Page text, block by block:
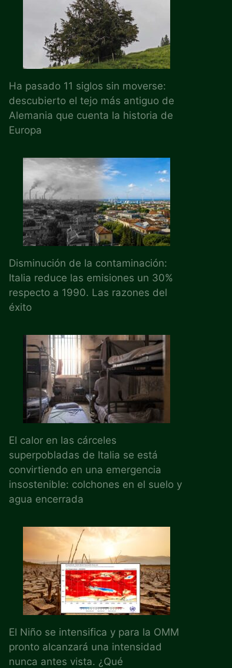
Ha pasado 11 siglos sin moverse:
descubierto el tejo más antiguo de
Alemania que cuenta la historia de
Europa
Disminución de la contaminación:
Italia reduce las emisiones un 30%
respecto a 1990. Las razones del
éxito
El calor en las cárceles
superpobladas de Italia se está
convirtiendo en una emergencia
insostenible: colchones en el suelo y
agua encerrada
El Niño se intensifica y para la OMM
pronto alcanzará una intensidad
nunca antes vista. ¿Qué